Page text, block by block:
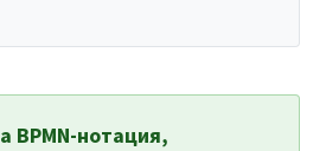
BPMN-нотация,